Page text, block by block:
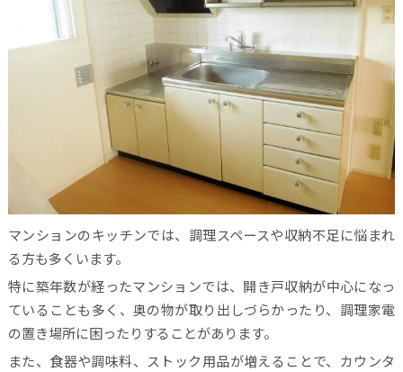
マンションのキッチンでは、調理スペースや収納不足に悩まれ
る方も多くいます。
特に築年数が経ったマンションでは、開き戸収納が中心になっ
ていることも多く、奥の物が取り出しづらかったり、調理家電
の置き場所に困ったりすることがあります。
また、食器や調味料、ストック用品が増えることで、カウンタ